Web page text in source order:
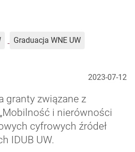
Graduacja WNE UW
2023-07-12
granty związane z
i nierówności
cyfrowych źródeł
IDUB UW.